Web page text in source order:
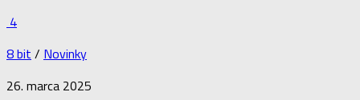
4
8 bit / Novinky
26. marca 2025